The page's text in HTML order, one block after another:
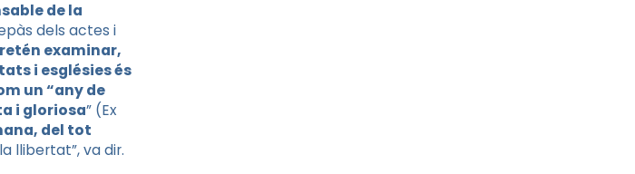
de la
dels actes i
examinar,
i esglésies és
un “any de
i gloriosa” (Ex
del tot
llibertat”, va dir.